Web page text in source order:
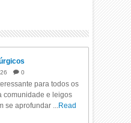
0
para todos os
comunidade e leigos
se aprofundar ...Read